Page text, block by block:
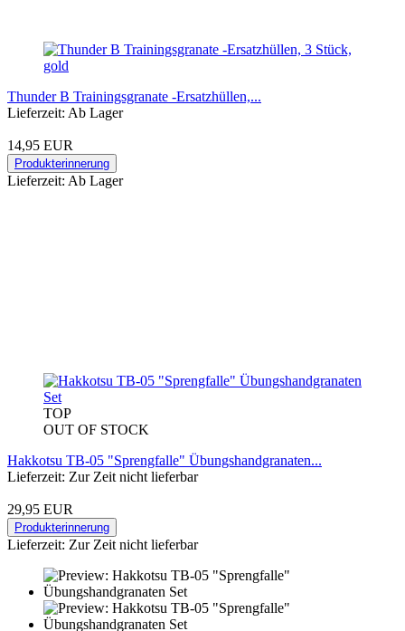
Thunder B Trainingsgranate -Ersatzhüllen,...
Lieferzeit: Ab Lager
14,95 EUR
Produkterinnerung
Lieferzeit: Ab Lager
TOP
OUT OF STOCK
Hakkotsu TB-05 "Sprengfalle" Übungshandgranaten...
Lieferzeit: Zur Zeit nicht lieferbar
29,95 EUR
Produkterinnerung
Lieferzeit: Zur Zeit nicht lieferbar